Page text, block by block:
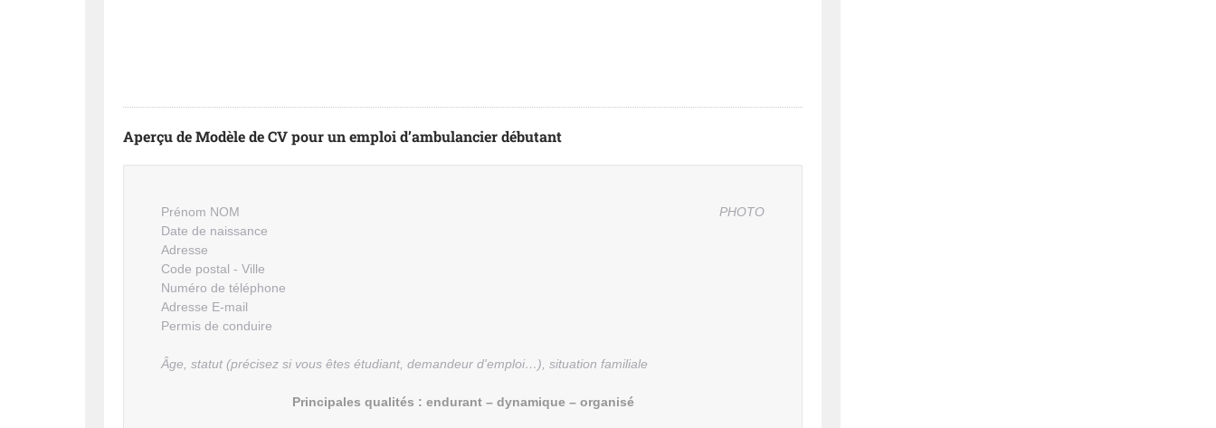
Aperçu de Modèle de CV pour un emploi d’ambulancier débutant
PHOTO
Prénom NOM
Date de naissance
Adresse
Code postal - Ville
Numéro de téléphone
Adresse E-mail
Permis de conduire
Âge, statut (précisez si vous êtes étudiant, demandeur d'emploi…), situation familiale
Principales qualités : endurant – dynamique – organisé